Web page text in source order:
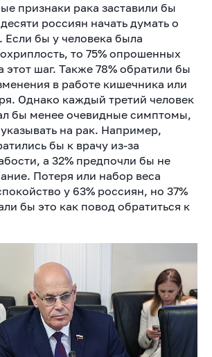
признаки рака заставили бы
россиян начать думать о
Если бы у человека была
то 75% опрошенных
этот шаг. Также 78% обратили бы
в работе кишечника или
Однако каждый третий человек
бы менее очевидные симптомы,
на рак. Например,
бы к врачу из-за
а 32% предпочли бы не
Потеря или набор веса
у 63% россиян, но 37%
бы это как повод обратиться к